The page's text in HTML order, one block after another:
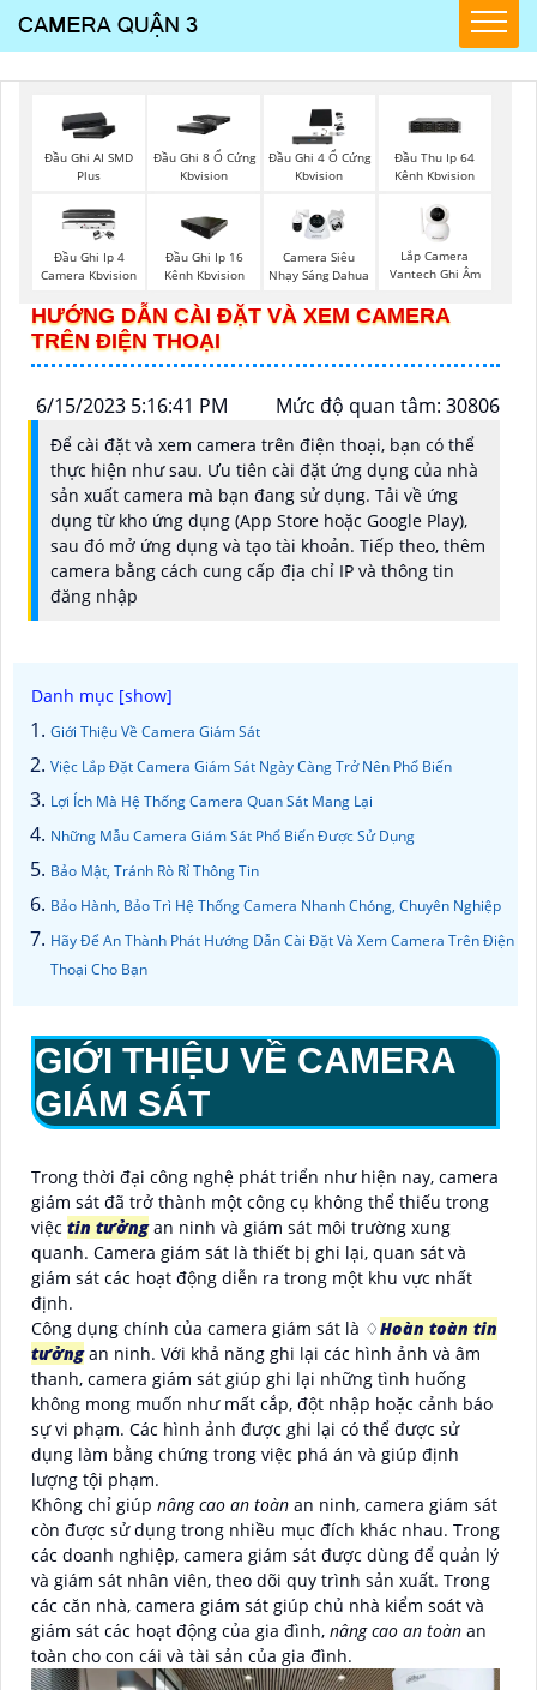
Đầu Ghi AI SMD
Plus
Đầu Ghi 8 Ổ Cứng
Kbvision
Đầu Ghi 4 Ổ Cứng
Kbvision
Đầu Thu Ip 64
Kênh Kbvision
Đầu Ghi Ip 4
Camera Kbvision
Đầu Ghi Ip 16
Kênh Kbvision
Camera Siêu
Nhạy Sáng Dahua
Lắp Camera
Vantech Ghi Âm
HƯỚNG DẪN CÀI ĐẶT VÀ XEM CAMERA
TRÊN ĐIỆN THOẠI
6/15/2023 5:16:41 PM Mức độ quan tâm: 30806
Để cài đặt và xem camera trên điện thoại, bạn có thể
thực hiện như sau. Ưu tiên cài đặt ứng dụng của nhà
sản xuất camera mà bạn đang sử dụng. Tải về ứng
dụng từ kho ứng dụng (App Store hoặc Google Play),
sau đó mở ứng dụng và tạo tài khoản. Tiếp theo, thêm
camera bằng cách cung cấp địa chỉ IP và thông tin
đăng nhập
Giới Thiệu Về Camera Giám Sát
Việc Lắp Đặt Camera Giám Sát Ngày Càng Trở Nên Phổ Biến
Lợi Ích Mà Hệ Thống Camera Quan Sát Mang Lại
Những Mẫu Camera Giám Sát Phổ Biến Được Sử Dụng
Bảo Mật, Tránh Rò Rỉ Thông Tin
Bảo Hành, Bảo Trì Hệ Thống Camera Nhanh Chóng, Chuyên Nghiệp
Hãy Để An Thành Phát Hướng Dẫn Cài Đặt Và Xem Camera Trên Điện
Thoại Cho Bạn
GIỚI THIỆU VỀ CAMERA
GIÁM SÁT
Trong thời đại công nghệ phát triển như hiện nay, camera
giám sát đã trở thành một công cụ không thể thiếu trong
việc tin tưởngan ninh và giám sát môi trường xung
quanh. Camera giám sát là thiết bị ghi lại, quan sát và
giám sát các hoạt động diễn ra trong một khu vực nhất
định.
Công dụng chính của camera giám sát là ♢Hoàn toàn tin
tưởngan ninh. Với khả năng ghi lại các hình ảnh và âm
thanh, camera giám sát giúp ghi lại những tình huống
không mong muốn như mất cắp, đột nhập hoặc cảnh báo
sự vi phạm. Các hình ảnh được ghi lại có thể được sử
dụng làm bằng chứng trong việc phá án và giúp định
lượng tội phạm.
Không chỉ giúp nâng cao an toàn an ninh, camera giám sát
còn được sử dụng trong nhiều mục đích khác nhau. Trong
các doanh nghiệp, camera giám sát được dùng để quản lý
và giám sát nhân viên, theo dõi quy trình sản xuất. Trong
các căn nhà, camera giám sát giúp chủ nhà kiểm soát và
giám sát các hoạt động của gia đình, nâng cao an toàn an
toàn cho con cái và tài sản của gia đình.